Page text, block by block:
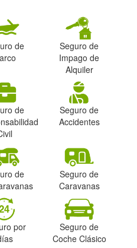
de
Seguro de
Impago de
Alquiler
de
Seguro de
Accidentes
de
Seguro de
Caravanas
por
Seguro de
Coche Clásico